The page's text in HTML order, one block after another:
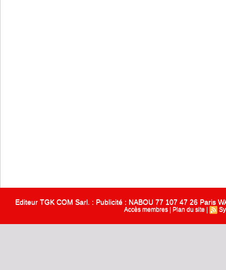
Editeur TGK COM Sarl. : Publicité : NABOU 77 107 47 26 Paris
Accès membres Plan du site